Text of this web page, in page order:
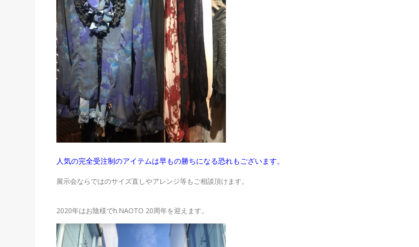
人気の完全受注制のアイテムは早もの勝ちになる恐れもございます。
展示会ならではのサイズ直しやアレンジ等もご相談頂けます。
2020年はお陰様でh.NAOTO 20周年を迎えます。